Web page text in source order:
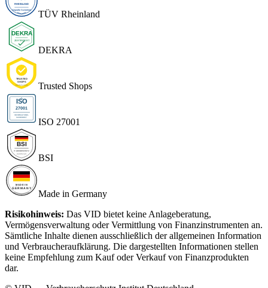
TÜV Rheinland
DEKRA
Trusted Shops
ISO 27001
BSI
Made in Germany
Risikohinweis: Das VID bietet keine Anlageberatung,
Vermögensverwaltung oder Vermittlung von Finanzinstrumenten an.
Sämtliche Inhalte dienen ausschließlich der allgemeinen Information
und Verbraucheraufklärung. Die dargestellten Informationen stellen
keine Empfehlung zum Kauf oder Verkauf von Finanzprodukten
dar.